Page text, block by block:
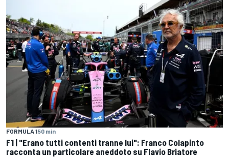
FORMULA 150 min
F1 | "Erano tutti contenti tranne lui": Franco Colapinto
racconta un particolare aneddoto su Flavio Briatore